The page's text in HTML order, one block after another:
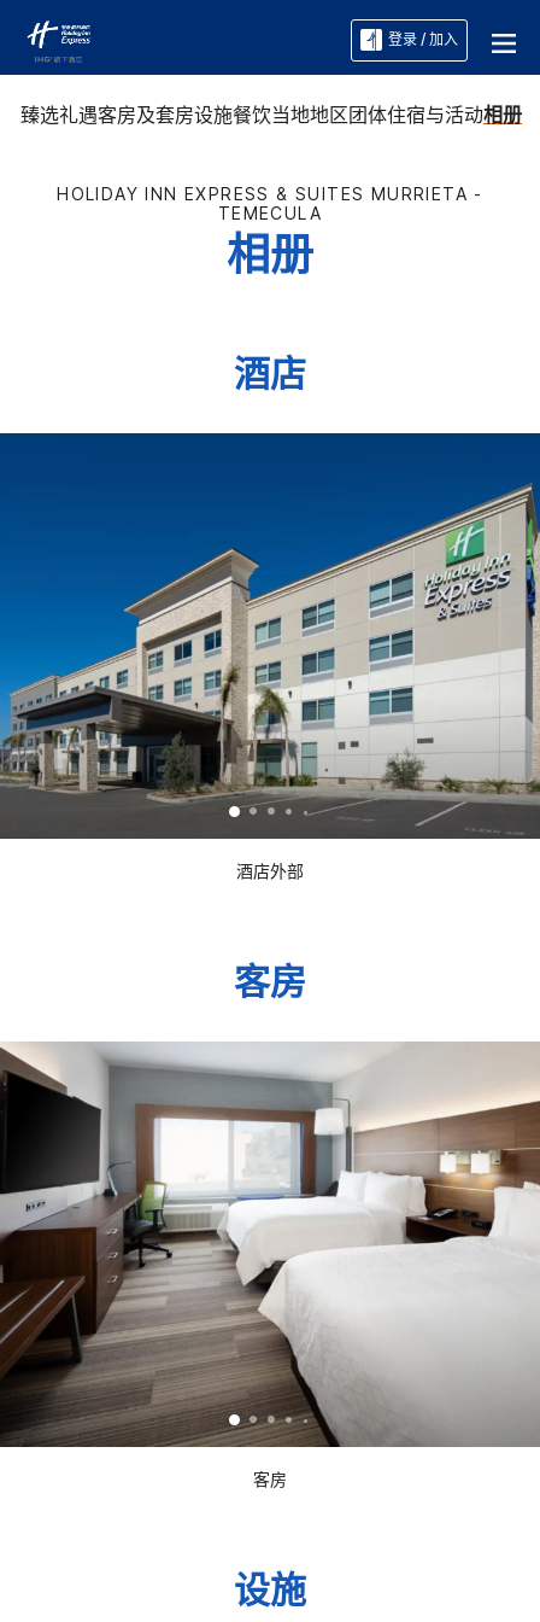
登录 / 加入
臻选礼遇客房及套房设施餐饮当地地区团体住宿与活动相册
HOLIDAY INN EXPRESS & SUITES MURRIETA -
TEMECULA
相册
酒店
酒店外部
客房
客房
设施